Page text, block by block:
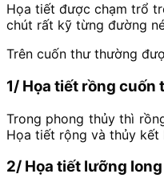
Họa tiết được chạm trổ
chút rất kỹ từng đường
Trên cuốn thư thường
1/ Họa tiết rồng cuốn
Trong phong thủy thì
Họa tiết rộng và thủy kết
2/ Họa tiết lưỡng